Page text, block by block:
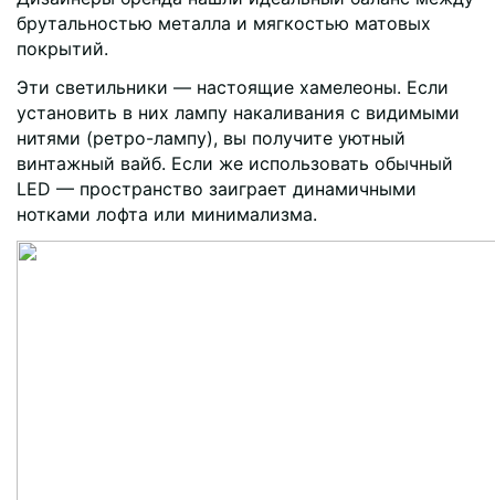
брутальностью металла и мягкостью матовых
покрытий.
Эти светильники — настоящие хамелеоны. Если
установить в них лампу накаливания с видимыми
нитями (ретро-лампу), вы получите уютный
винтажный вайб. Если же использовать обычный
LED — пространство заиграет динамичными
нотками лофта или минимализма.